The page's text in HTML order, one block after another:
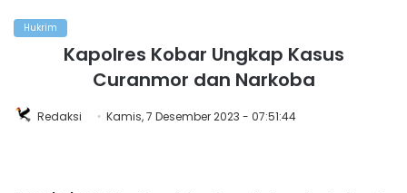
Hukrim
Kapolres Kobar Ungkap Kasus
Curanmor dan Narkoba
Redaksi Kamis, 7 Desember 2023 - 07:51:44